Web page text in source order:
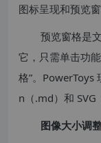
图标呈现和预览窗
预览窗格是
它，只需单击功
格”。PowerToys
n（.md）和 SVG
图像大小调